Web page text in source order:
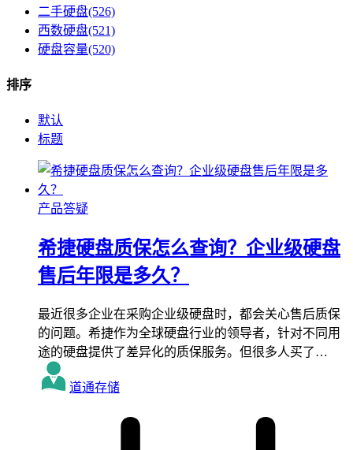
二手硬盘(526)
西数硬盘(521)
硬盘容量(520)
排序
默认
标题
产品答疑
希捷硬盘质保怎么查询？企业级硬盘
售后年限是多久？
最近很多企业在采购企业级硬盘时，都会关心售后质保
的问题。希捷作为全球硬盘行业的领导者，针对不同用
途的硬盘提供了差异化的质保服务。但很多人买了…
道通存储